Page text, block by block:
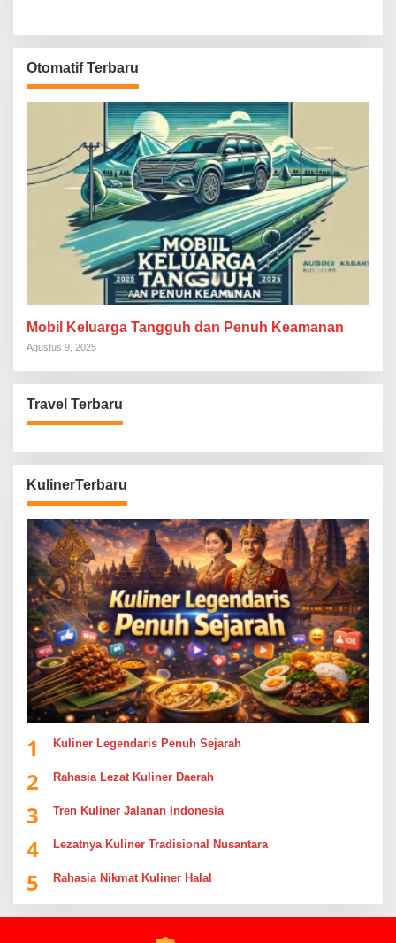
Otomatif Terbaru
Mobil Keluarga Tangguh dan Penuh Keamanan
Agustus 9, 2025
Travel Terbaru
KulinerTerbaru
1 Kuliner Legendaris Penuh Sejarah
2 Rahasia Lezat Kuliner Daerah
3 Tren Kuliner Jalanan Indonesia
4 Lezatnya Kuliner Tradisional Nusantara
5 Rahasia Nikmat Kuliner Halal